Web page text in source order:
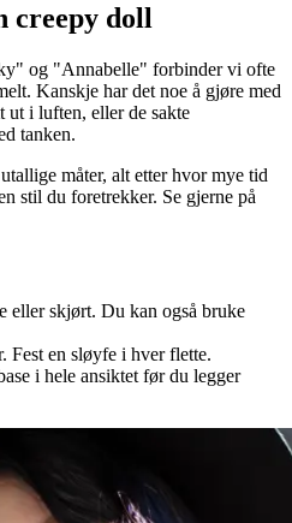
creepy doll
og "Annabelle" forbinder vi ofte
Kanskje har det noe å gjøre med
ut i luften, eller de sakte
tanken.
måter, alt etter hvor mye tid
stil du foretrekker. Se gjerne på
eller skjørt. Du kan også bruke
Fest en sløyfe i hver flette.
i hele ansiktet før du legger